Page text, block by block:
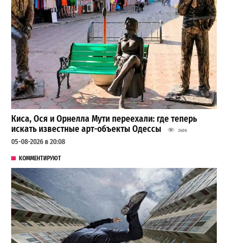
Киса, Ося и Орнелла Мути переехали: где теперь
искать известные арт-объекты Одессы
2406
05-08-2026 в 20:08
КОММЕНТИРУЮТ